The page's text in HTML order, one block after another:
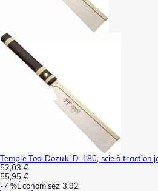
Temple Tool Dozuki D-180, scie à traction
52,03 €
55,95 €
-7 %Économisez 3,92